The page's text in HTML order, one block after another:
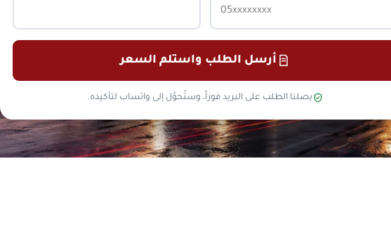
أرسل الطلب واستلم السعر
يصلنا الطلب على البريد فوراً، وستُحوَّل إلى واتساب لتأكيده.